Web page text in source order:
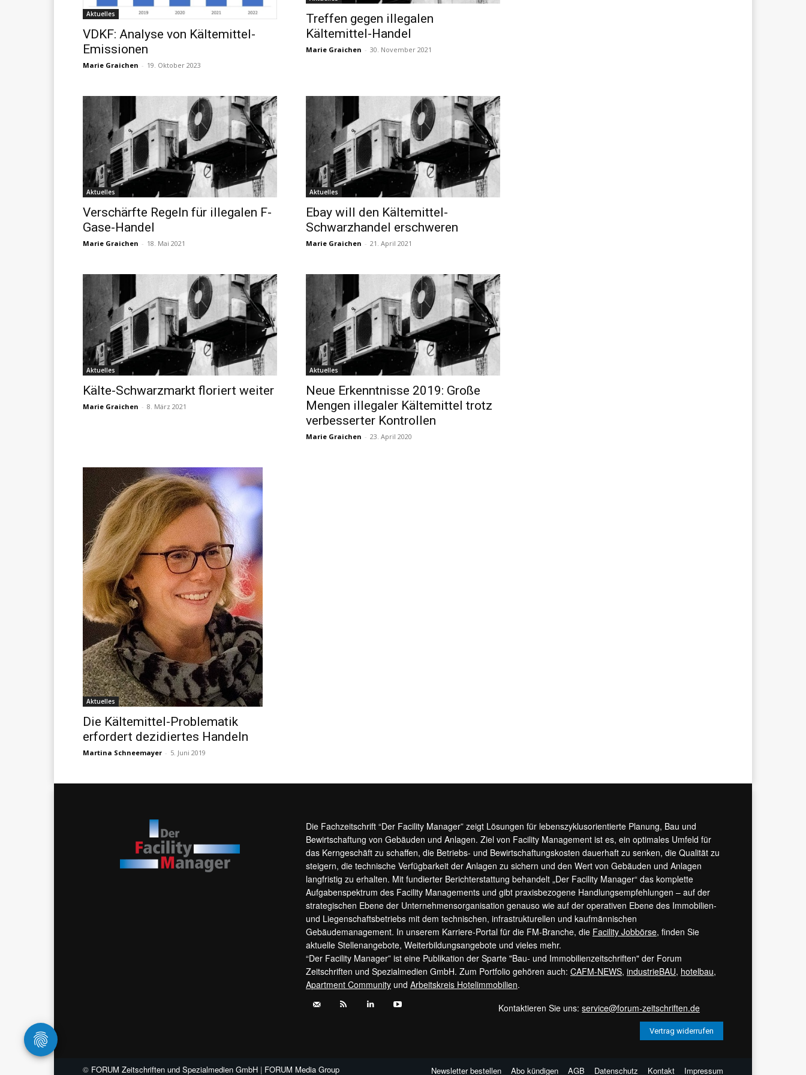
Aktuelles
VDKF: Analyse von Kältemittel-
Emissionen
Marie Graichen - 19. Oktober 2023
Treffen gegen illegalen
Kältemittel-Handel
Marie Graichen - 30. November 2021
Aktuelles
Verschärfte Regeln für illegalen F-
Gase-Handel
Marie Graichen - 18. Mai 2021
Aktuelles
Ebay will den Kältemittel-
Schwarzhandel erschweren
Marie Graichen - 21. April 2021
Aktuelles
Kälte-Schwarzmarkt floriert weiter
Marie Graichen - 8. März 2021
Aktuelles
Neue Erkenntnisse 2019: Große
Mengen illegaler Kältemittel trotz
verbesserter Kontrollen
Marie Graichen - 23. April 2020
Aktuelles
Die Kältemittel-Problematik
erfordert dezidiertes Handeln
Martina Schneemayer - 5. Juni 2019
Die Fachzeitschrift “Der Facility Manager” zeigt Lösungen für lebenszyklusorientierte Planung, Bau und
Bewirtschaftung von Gebäuden und Anlagen. Ziel von Facility Management ist es, ein optimales Umfeld für
das Kerngeschäft zu schaffen, die Betriebs- und Bewirtschaftungskosten dauerhaft zu senken, die Qualität zu
steigern, die technische Verfügbarkeit der Anlagen zu sichern und den Wert von Gebäuden und Anlagen
langfristig zu erhalten. Mit fundierter Berichterstattung behandelt „Der Facility Manager“ das komplette
Aufgabenspektrum des Facility Managements und gibt praxisbezogene Handlungsempfehlungen – auf der
strategischen Ebene der Unternehmensorganisation genauso wie auf der operativen Ebene des Immobilien-
und Liegenschaftsbetriebs mit dem technischen, infrastrukturellen und kaufmännischen
Gebäudemanagement. In unserem Karriere-Portal für die FM-Branche, die Facility Jobbörse, finden Sie
aktuelle Stellenangebote, Weiterbildungsangebote und vieles mehr.
“Der Facility Manager” ist eine Publikation der Sparte "Bau- und Immobilienzeitschriften" der Forum
Zeitschriften und Spezialmedien GmbH. Zum Portfolio gehören auch: CAFM-NEWS, industrieBAU, hotelbau,
Apartment Community und Arbeitskreis Hotelimmobilien.
Kontaktieren Sie uns:service@forum-zeitschriften.de
Vertrag widerrufen
© FORUM Zeitschriften und Spezialmedien GmbH | FORUM Media Group Newsletter bestellen Abo kündigen AGB Datenschutz Kontakt Impressum